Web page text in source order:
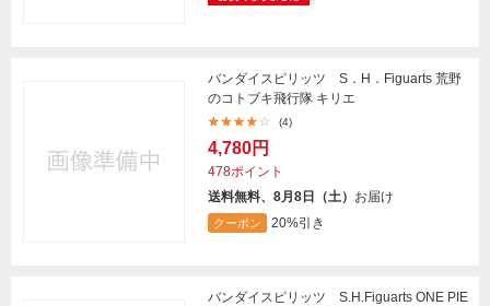
バンダイスピリッツ S．H．Figuarts 荒野
のコトブキ飛行隊 キリエ
(4)
4,780円
478ポイント
送料無料、8月8日（土） お届け
クーポン 20%引き
バンダイスピリッツ S.H.Figuarts ONE PIE